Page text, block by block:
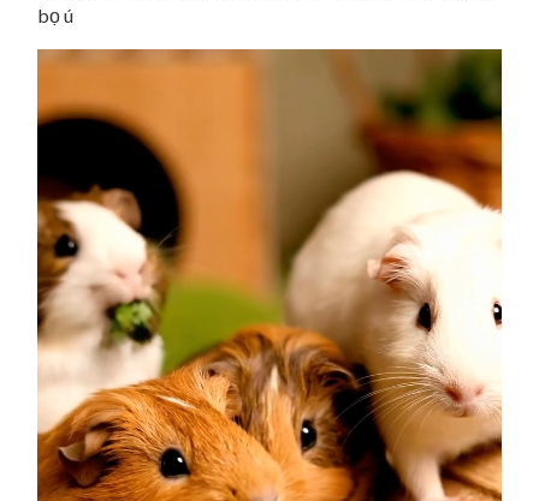
bọ ú